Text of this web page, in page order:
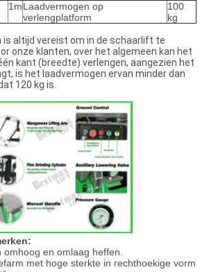
1mLaadvermogen op
verlengplatform
100
kg
is altijd vereist om in de schaarlift te
onze klanten, over het algemeen kan het
kant (breedte) verlengen, aangezien het
is het laadvermogen ervan minder dan
120 kg is.
en omlaag heffen.
met hoge sterkte in rechthoekige vorm